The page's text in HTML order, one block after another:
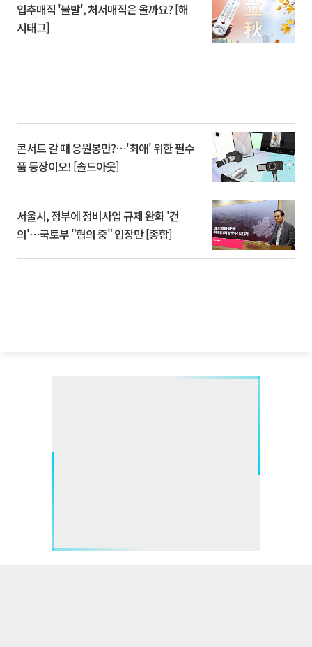
입추매직 '불발', 처서매직은 올까요? [해
시태그]
콘서트 갈 때 응원봉만?⋯'최애' 위한 필수
품 등장이오! [솔드아웃]
서울시, 정부에 정비사업 규제 완화 '건
의'⋯국토부 "협의 중" 입장만 [종합]